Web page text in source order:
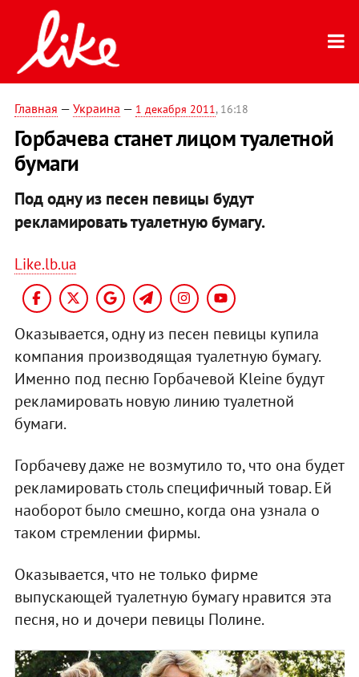
Главная — Украина — 1 декабря 2011, 16:18
Горбачева станет лицом туалетной
бумаги
Под одну из песен певицы будут
рекламировать туалетную бумагу.
Like.lb.ua
Оказывается, одну из песен певицы купила
компания производящая туалетную бумагу.
Именно под песню Горбачевой Kleine будут
рекламировать новую линию туалетной
бумаги.
Горбачеву даже не возмутило то, что она будет
рекламировать столь специфичный товар. Ей
наоборот было смешно, когда она узнала о
таком стремлении фирмы.
Оказывается, что не только фирме
выпускающей туалетную бумагу нравится эта
песня, но и дочери певицы Полине.